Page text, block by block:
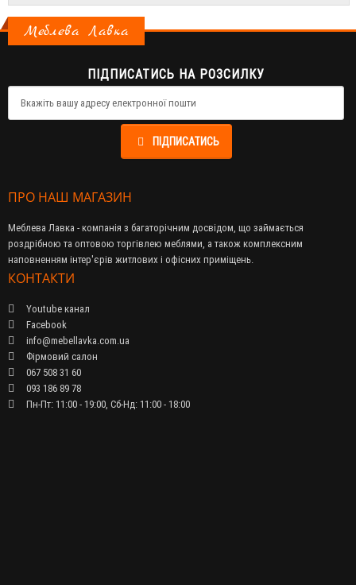
Меблева Лавка
ПІДПИСАТИСЬ НА РОЗСИЛКУ
ПІДПИСАТИСЬ
ПРО НАШ МАГАЗИН
Меблева Лавка - компанія з багаторічним досвідом, що займається
роздрібною та оптовою торгівлею меблями, а також комплексним
наповненням інтер'єрів житлових і офісних приміщень.
КОНТАКТИ
Youtube канал
Facebook
info@mebellavka.com.ua
Фірмовий салон
067 508 31 60
093 186 89 78
Пн-Пт: 11:00 - 19:00, Сб-Нд: 11:00 - 18:00